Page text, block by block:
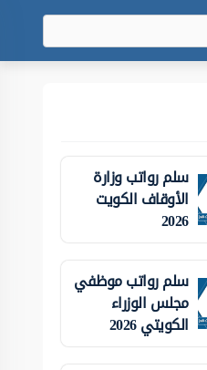
سلم رواتب وزارة
الأوقاف الكويت
2026
سلم رواتب موظفي
مجلس الوزراء
الكويتي 2026